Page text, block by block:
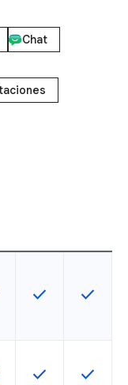
Chat
está disponible en
función está
Esta función
check Esta
check
está disponible en
función está
Esta función
check Esta
check